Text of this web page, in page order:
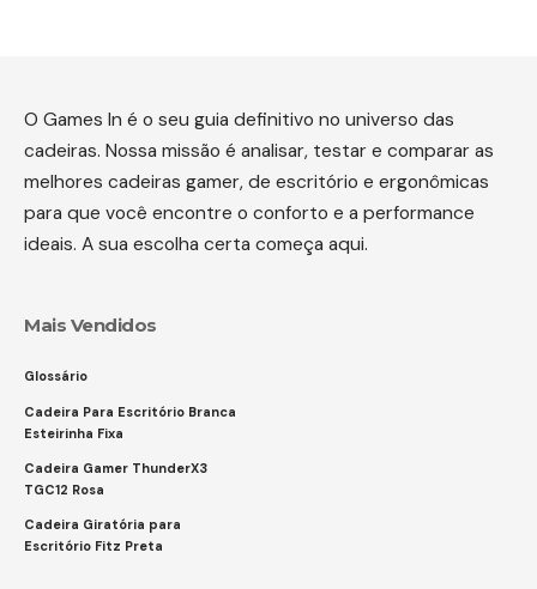
O Games In é o seu guia definitivo no universo das
cadeiras. Nossa missão é analisar, testar e comparar as
melhores cadeiras gamer, de escritório e ergonômicas
para que você encontre o conforto e a performance
ideais. A sua escolha certa começa aqui.
Mais Vendidos
Glossário
Cadeira Para Escritório Branca
Esteirinha Fixa
Cadeira Gamer ThunderX3
TGC12 Rosa
Cadeira Giratória para
Escritório Fitz Preta